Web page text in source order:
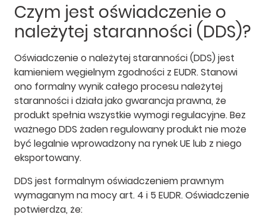
Czym jest oświadczenie o
należytej staranności (DDS)?
Oświadczenie o należytej staranności (DDS) jest
kamieniem węgielnym zgodności z EUDR. Stanowi
ono formalny wynik całego procesu należytej
staranności i działa jako gwarancja prawna, że
produkt spełnia wszystkie wymogi regulacyjne. Bez
ważnego DDS żaden regulowany produkt nie może
być legalnie wprowadzony na rynek UE lub z niego
eksportowany.
DDS jest formalnym oświadczeniem prawnym
wymaganym na mocy art. 4 i 5 EUDR. Oświadczenie
potwierdza, że: